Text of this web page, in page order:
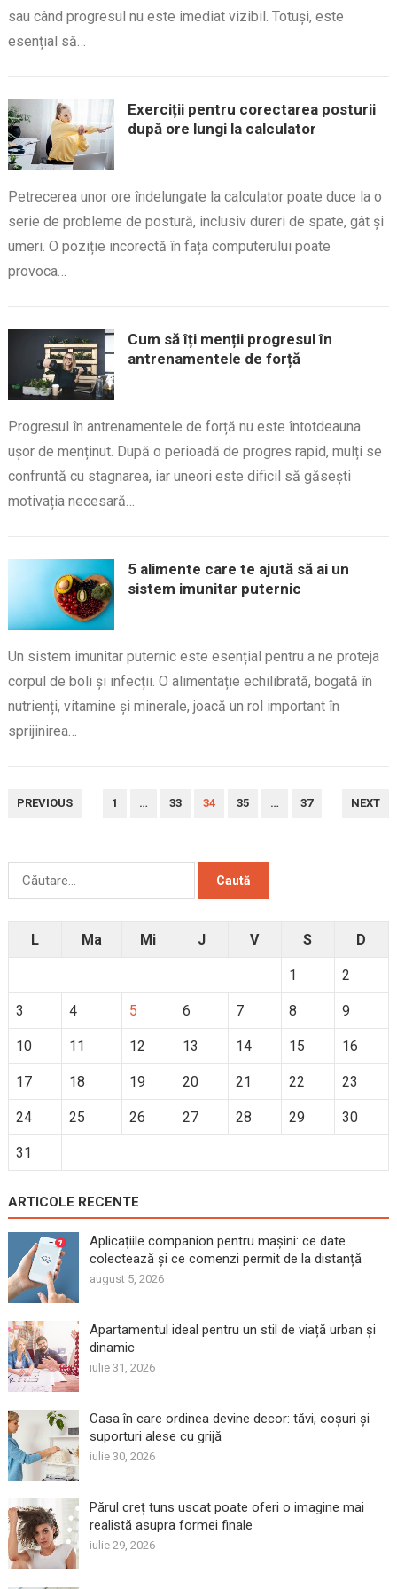
sau când progresul nu este imediat vizibil. Totuși, este
esențial să…
Exerciții pentru corectarea posturii
după ore lungi la calculator
Petrecerea unor ore îndelungate la calculator poate duce la o
serie de probleme de postură, inclusiv dureri de spate, gât și
umeri. O poziție incorectă în fața computerului poate
provoca…
Cum să îți menții progresul în
antrenamentele de forță
Progresul în antrenamentele de forță nu este întotdeauna
ușor de menținut. După o perioadă de progres rapid, mulți se
confruntă cu stagnarea, iar uneori este dificil să găsești
motivația necesară…
5 alimente care te ajută să ai un
sistem imunitar puternic
Un sistem imunitar puternic este esențial pentru a ne proteja
corpul de boli și infecții. O alimentație echilibrată, bogată în
nutrienți, vitamine și minerale, joacă un rol important în
sprijinirea…
PAGINAȚIE
PREVIOUS 1 … 33 34 35 … 37 NEXT
Caută
L Ma Mi J V S D
1 2
3 4 5 6 7 8 9
10 11 12 13 14 15 16
17 18 19 20 21 22 23
24 25 26 27 28 29 30
31
ARTICOLE RECENTE
Aplicațiile companion pentru mașini: ce date
colectează și ce comenzi permit de la distanță
august 5, 2026
Apartamentul ideal pentru un stil de viață urban și
dinamic
iulie 31, 2026
Casa în care ordinea devine decor: tăvi, coșuri și
suporturi alese cu grijă
iulie 30, 2026
Părul creț tuns uscat poate oferi o imagine mai
realistă asupra formei finale
iulie 29, 2026